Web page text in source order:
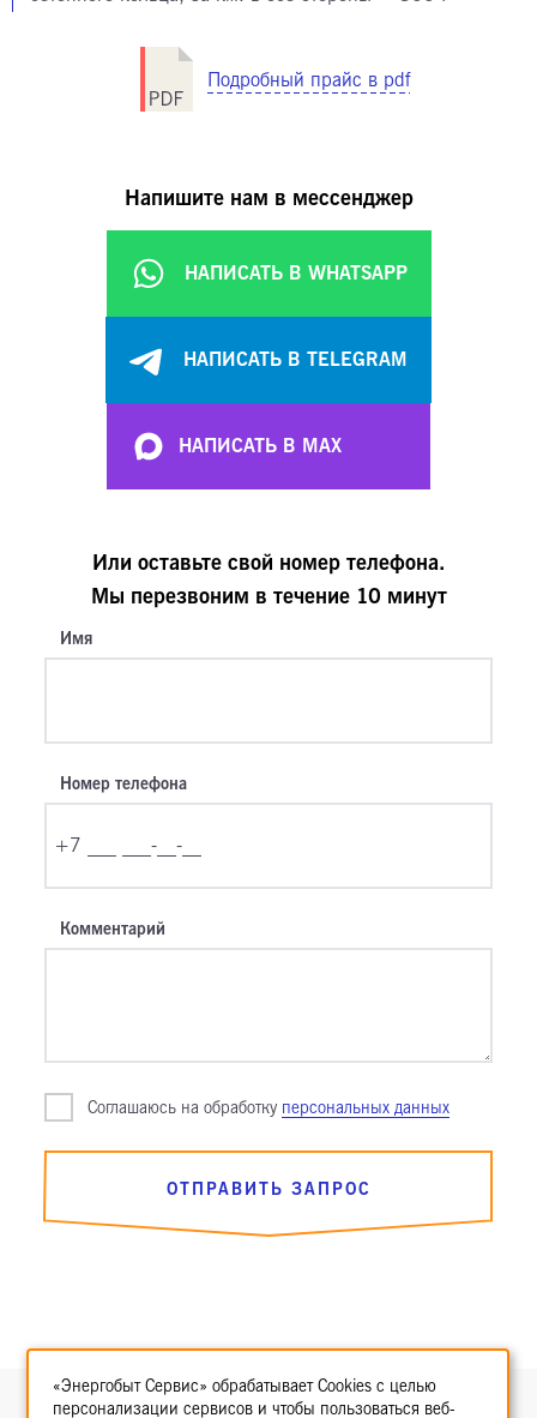
Подробный прайс в pdf
Напишите нам в мессенджер
НАПИСАТЬ В WHATSAPP
НАПИСАТЬ В TELEGRAM
НАПИСАТЬ В MAX
Или оставьте свой номер телефона.
Мы перезвоним в течение 10 минут
Имя
Номер телефона
Комментарий
Cоглашаюсь на обработку персональных данных
ОТПРАВИТЬ ЗАПРОС
ООО «Энергобыт Сервис»
«Энергобыт Сервис» обрабатывает Cookies с целью
персонализации сервисов и чтобы пользоваться веб-